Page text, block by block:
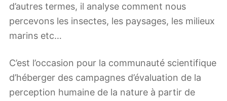
d’autres termes, il analyse comment nous
percevons les insectes, les paysages, les milieux
marins etc…
C’est l’occasion pour la communauté scientifique
d’héberger des campagnes d’évaluation de la
perception humaine de la nature à partir de